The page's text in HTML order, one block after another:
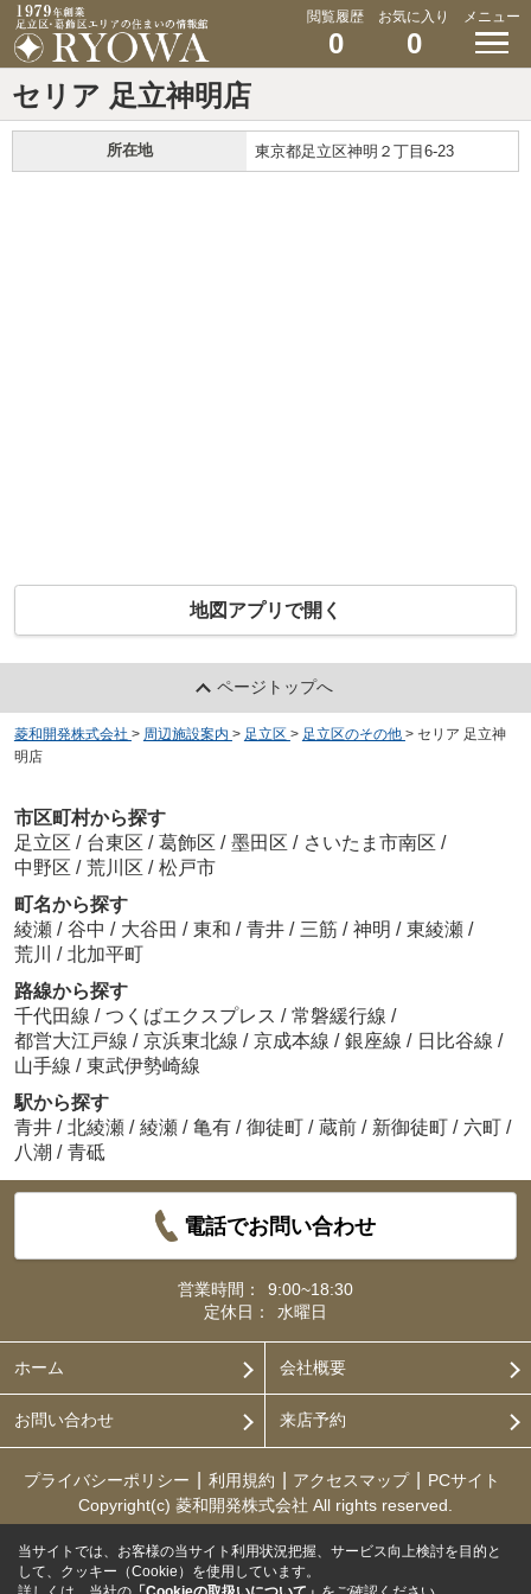
閲覧履歴
0
お気に入り
0
メニュー
セリア 足立神明店
所在地 東京都足立区神明２丁目6-23
地図アプリで開く
ページトップへ
菱和開発株式会社 > 周辺施設案内 > 足立区 > 足立区のその他 > セリア 足立神
明店
市区町村から探す
足立区 / 台東区 / 葛飾区 / 墨田区 / さいたま市南区 /
中野区 / 荒川区 / 松戸市
町名から探す
綾瀬 / 谷中 / 大谷田 / 東和 / 青井 / 三筋 / 神明 / 東綾瀬 /
荒川 / 北加平町
路線から探す
千代田線 / つくばエクスプレス / 常磐緩行線 /
都営大江戸線 / 京浜東北線 / 京成本線 / 銀座線 / 日比谷線 /
山手線 / 東武伊勢崎線
駅から探す
青井 / 北綾瀬 / 綾瀬 / 亀有 / 御徒町 / 蔵前 / 新御徒町 / 六町 /
八潮 / 青砥
電話でお問い合わせ
営業時間：
9:00~18:30
定休日：
水曜日
ホーム 会社概要
お問い合わせ 来店予約
プライバシーポリシー 利用規約 アクセスマップ
PCサイト
Copyright(c) 菱和開発株式会社 All rights reserved.
当サイトでは、お客様の当サイト利用状況把握、サービス向上検討を目的と
して、クッキー（Cookie）を使用しています。